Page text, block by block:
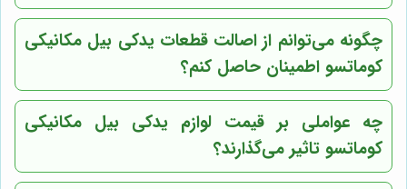
چگونه می‌توانم از اصالت قطعات یدکی بیل مکانیکی
کوماتسو اطمینان حاصل کنم؟
چه عواملی بر قیمت لوازم یدکی بیل مکانیکی
کوماتسو تاثیر می‌گذارند؟